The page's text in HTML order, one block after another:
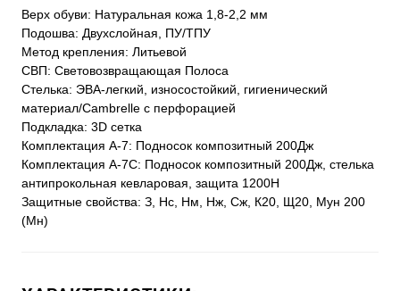
Верх обуви: Натуральная кожа 1,8-2,2 мм
Подошва: Двухслойная, ПУ/ТПУ
Метод крепления: Литьевой
СВП: Световозвращающая Полоса
Стелька: ЭВА-легкий, износостойкий, гигиенический
материал/Cambrelle с перфорацией
Подкладка: 3D сетка
Комплектация А-7: Подносок композитный 200Дж
Комплектация А-7С: Подносок композитный 200Дж, стелька
антипрокольная кевларовая, защита 1200Н
Защитные свойства: З, Нс, Нм, Нж, Сж, К20, Щ20, Мун 200
(Мн)